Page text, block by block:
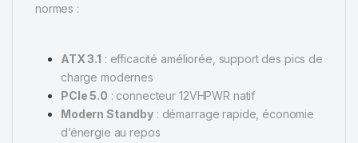
normes :
ATX 3.1 : efficacité améliorée, support des pics de
charge modernes
PCIe 5.0 : connecteur 12VHPWR natif
Modern Standby : démarrage rapide, économie
d’énergie au repos